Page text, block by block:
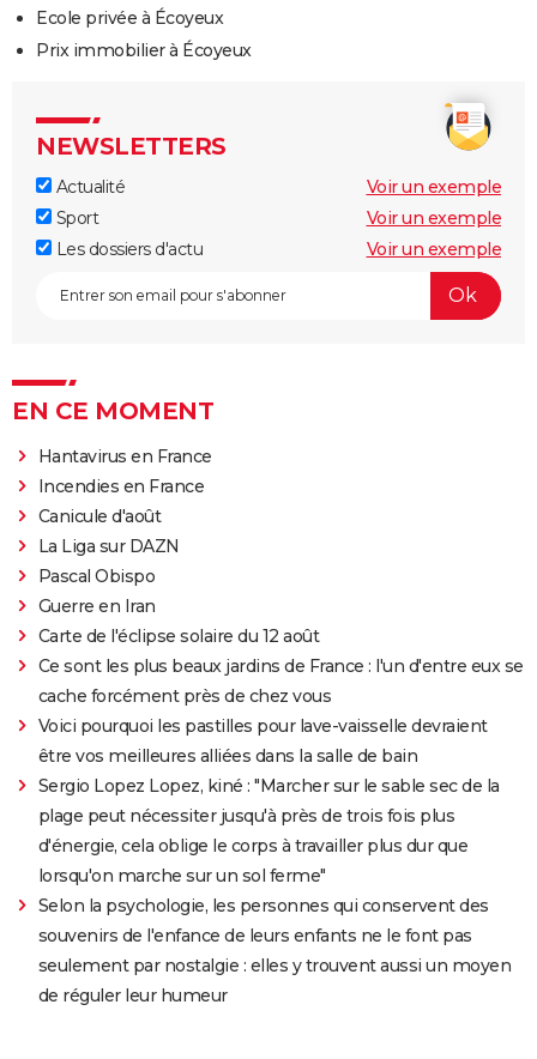
Ecole privée à Écoyeux
Prix immobilier à Écoyeux
NEWSLETTERS
Actualité
Voir un exemple
Sport
Voir un exemple
Les dossiers d'actu
Voir un exemple
EN CE MOMENT
Hantavirus en France
Incendies en France
Canicule d'août
La Liga sur DAZN
Pascal Obispo
Guerre en Iran
Carte de l'éclipse solaire du 12 août
Ce sont les plus beaux jardins de France : l'un d'entre eux se
cache forcément près de chez vous
Voici pourquoi les pastilles pour lave-vaisselle devraient
être vos meilleures alliées dans la salle de bain
Sergio Lopez Lopez, kiné : "Marcher sur le sable sec de la
plage peut nécessiter jusqu'à près de trois fois plus
d'énergie, cela oblige le corps à travailler plus dur que
lorsqu'on marche sur un sol ferme"
Selon la psychologie, les personnes qui conservent des
souvenirs de l'enfance de leurs enfants ne le font pas
seulement par nostalgie : elles y trouvent aussi un moyen
de réguler leur humeur